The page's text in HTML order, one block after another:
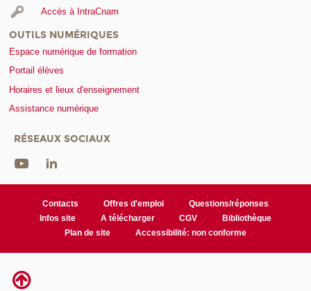
Accès à IntraCnam
OUTILS NUMÉRIQUES
Espace numérique de formation
Portail élèves
Horaires et lieux d'enseignement
Assistance numérique
RÉSEAUX SOCIAUX
Contacts Offres d'emploi
Questions/réponses
Infos site
A télécharger CGV
Bibliothèque
Plan de site
Accessibilité: non conforme